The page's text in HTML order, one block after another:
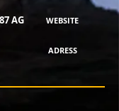
AG
WEBSITE
ADRESS